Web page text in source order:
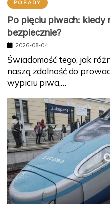
PORADY
Po pięciu piwach: kiedy
bezpiecznie?
2026-08-04
Świadomość tego, jak
naszą zdolność do
wypiciu piwa,…